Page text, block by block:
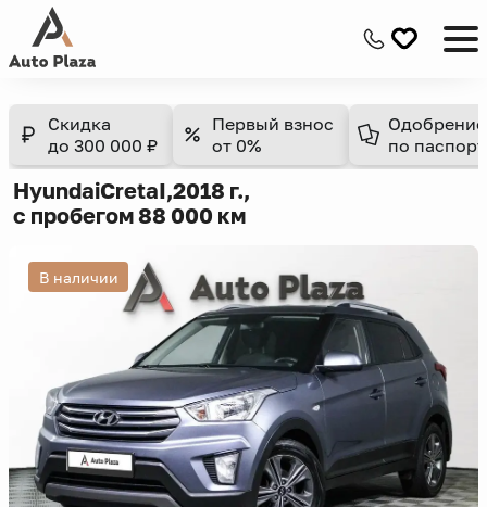
Скидка
до 300 000 ₽
Первый взнос
от 0%
Одобрение
по
HyundaiCretaI,2018 г.,
с пробегом 88 000 км
В наличии